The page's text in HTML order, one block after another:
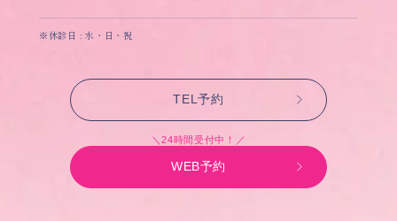
※休診日 : 水・日・祝
TEL予約
＼24時間受付中！／
WEB予約